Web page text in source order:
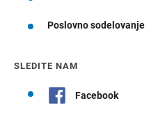
Poslovno sodelovanje
SLEDITE NAM
Facebook